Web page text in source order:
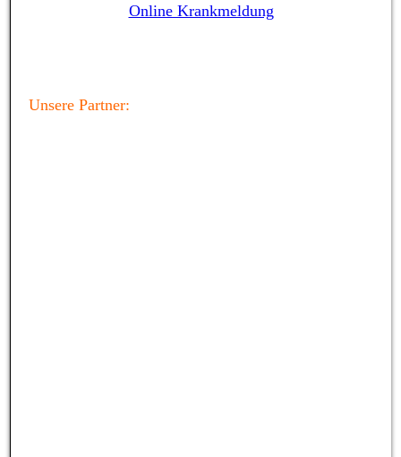
Online Krankmeldung
Unsere Partner: